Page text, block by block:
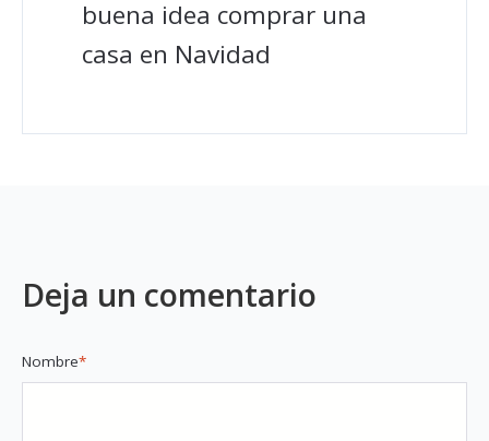
buena idea comprar una
casa en Navidad
Deja un comentario
Nombre*